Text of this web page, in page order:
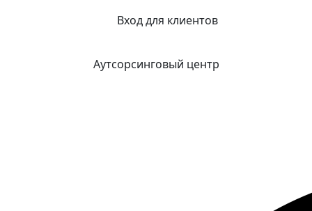
Вход для клиентов
Аутсорсинговый центр